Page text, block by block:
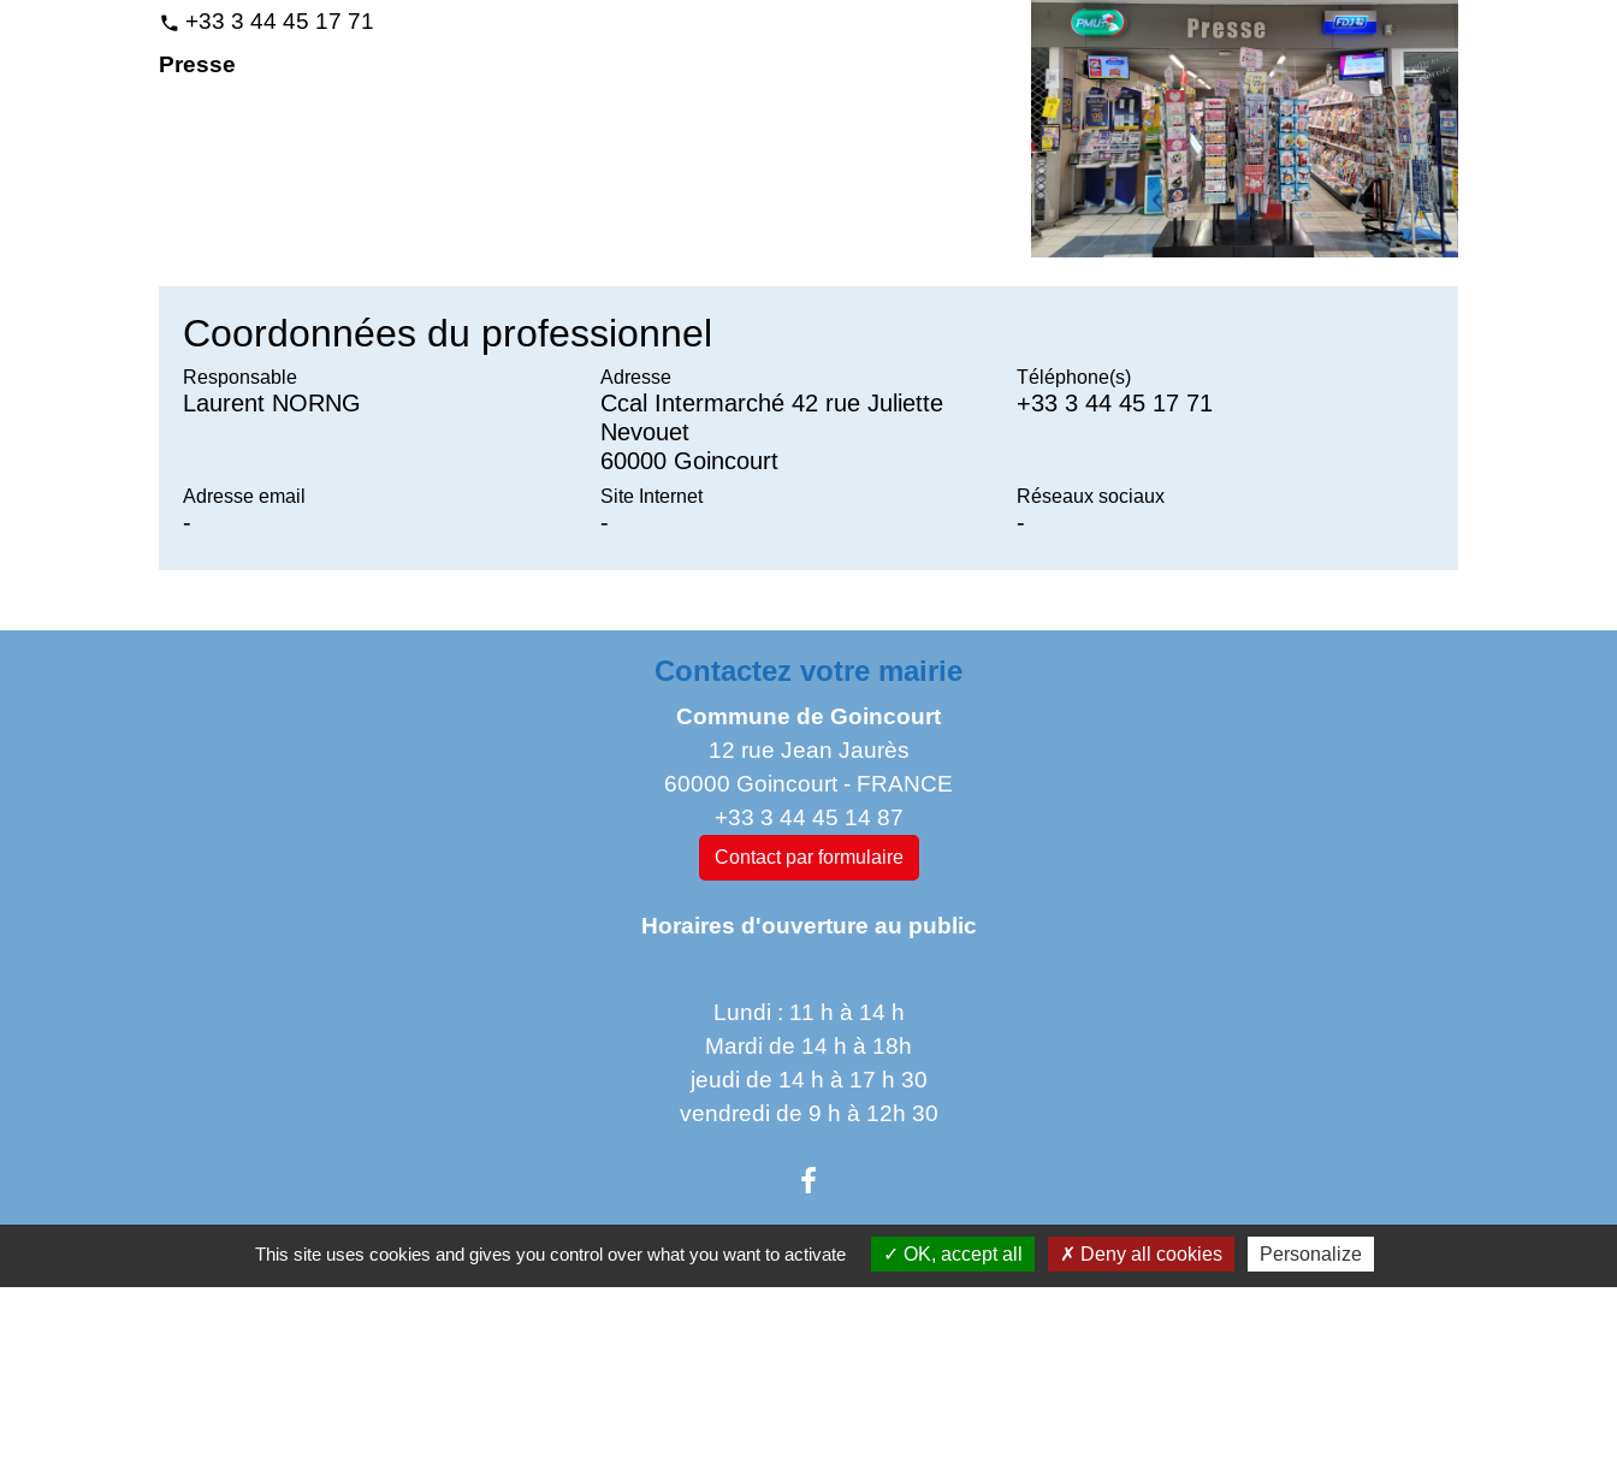
phone +33 3 44 45 17 71
Presse
Coordonnées du professionnel
Responsable
Laurent NORNG
Adresse
Ccal Intermarché 42 rue Juliette
Nevouet
60000 Goincourt
Téléphone(s)
+33 3 44 45 17 71
Adresse email
-
Site Internet
-
Réseaux sociaux
-
Contactez votre mairie
Commune de Goincourt
12 rue Jean Jaurès
60000 Goincourt - FRANCE
+33 3 44 45 14 87
Contact par formulaire
Horaires d'ouverture au public
Lundi : 11 h à 14 h
Mardi de 14 h à 18h
jeudi de 14 h à 17 h 30
vendredi de 9 h à 12h 30
Liens Partenaires institutionnels
This site uses cookies and gives you control over what you want to activate OK, accept all Deny all cookies Personalize